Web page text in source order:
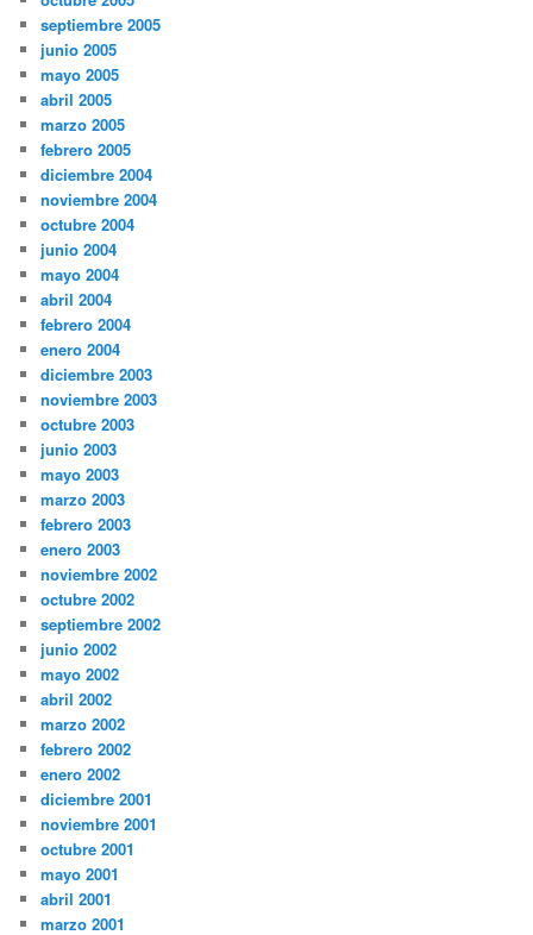
septiembre 2005
junio 2005
mayo 2005
abril 2005
marzo 2005
febrero 2005
diciembre 2004
noviembre 2004
octubre 2004
junio 2004
mayo 2004
abril 2004
febrero 2004
enero 2004
diciembre 2003
noviembre 2003
octubre 2003
junio 2003
mayo 2003
marzo 2003
febrero 2003
enero 2003
noviembre 2002
octubre 2002
septiembre 2002
junio 2002
mayo 2002
abril 2002
marzo 2002
febrero 2002
enero 2002
diciembre 2001
noviembre 2001
octubre 2001
mayo 2001
abril 2001
marzo 2001